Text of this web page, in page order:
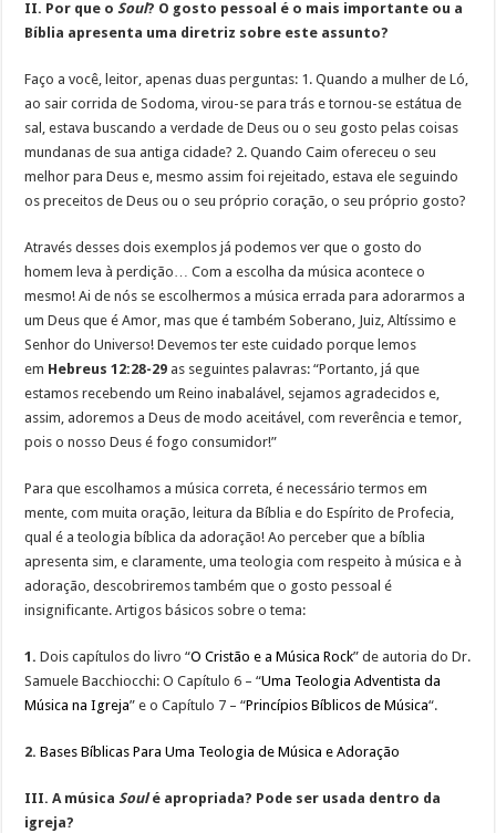
II. Por que o Soul? O gosto pessoal é o mais importante ou a
Bíblia apresenta uma diretriz sobre este assunto?
Faço a você, leitor, apenas duas perguntas: 1. Quando a mulher de Ló,
ao sair corrida de Sodoma, virou-se para trás e tornou-se estátua de
sal, estava buscando a verdade de Deus ou o seu gosto pelas coisas
mundanas de sua antiga cidade? 2. Quando Caim ofereceu o seu
melhor para Deus e, mesmo assim foi rejeitado, estava ele seguindo
os preceitos de Deus ou o seu próprio coração, o seu próprio gosto?
Através desses dois exemplos já podemos ver que o gosto do
homem leva à perdição… Com a escolha da música acontece o
mesmo! Ai de nós se escolhermos a música errada para adorarmos a
um Deus que é Amor, mas que é também Soberano, Juiz, Altíssimo e
Senhor do Universo! Devemos ter este cuidado porque lemos
em Hebreus 12:28-29 as seguintes palavras: “Portanto, já que
estamos recebendo um Reino inabalável, sejamos agradecidos e,
assim, adoremos a Deus de modo aceitável, com reverência e temor,
pois o nosso Deus é fogo consumidor!”
Para que escolhamos a música correta, é necessário termos em
mente, com muita oração, leitura da Bíblia e do Espírito de Profecia,
qual é a teologia bíblica da adoração! Ao perceber que a bíblia
apresenta sim, e claramente, uma teologia com respeito à música e à
adoração, descobriremos também que o gosto pessoal é
insignificante. Artigos básicos sobre o tema:
1. Dois capítulos do livro “O Cristão e a Música Rock” de autoria do Dr.
Samuele Bacchiocchi: O Capítulo 6 – “Uma Teologia Adventista da
Música na Igreja” e o Capítulo 7 – “Princípios Bíblicos de Música“.
2. Bases Bíblicas Para Uma Teologia de Música e Adoração
III. A música Soulé apropriada? Pode ser usada dentro da
igreja?